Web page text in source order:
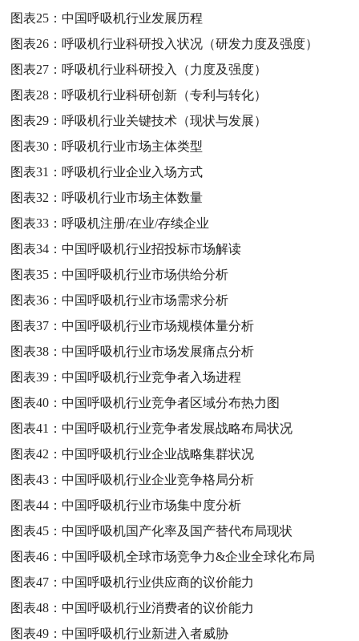
图表25：中国呼吸机行业发展历程
图表26： 呼吸机行业科研投入状况（研发力度及强度）
图表27： 呼吸机行业科研投入（力度及强度）
图表28： 呼吸机行业科研创新（专利与转化）
图表29： 呼吸机行业关键技术（现状与发展）
图表30： 呼吸机行业市场主体类型
图表31： 呼吸机行业企业入场方式
图表32： 呼吸机行业市场主体数量
图表33： 呼吸机注册/在业/存续企业
图表34：中国呼吸机行业招投标市场解读
图表35：中国呼吸机行业市场供给分析
图表36：中国呼吸机行业市场需求分析
图表37：中国呼吸机行业市场规模体量分析
图表38：中国呼吸机行业市场发展痛点分析
图表39：中国呼吸机行业竞争者入场进程
图表40：中国呼吸机行业竞争者区域分布热力图
图表41：中国呼吸机行业竞争者发展战略布局状况
图表42：中国呼吸机行业企业战略集群状况
图表43：中国呼吸机行业企业竞争格局分析
图表44：中国呼吸机行业市场集中度分析
图表45：中国呼吸机国产化率及国产替代布局现状
图表46：中国呼吸机全球市场竞争力&企业全球化布局
图表47：中国呼吸机行业供应商的议价能力
图表48：中国呼吸机行业消费者的议价能力
图表49：中国呼吸机行业新进入者威胁